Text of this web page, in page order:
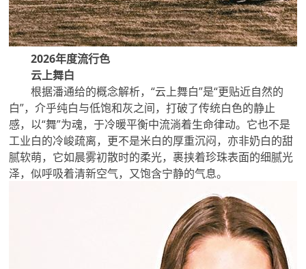
2026年度流行色
云上舞白
根据潘通给的概念解析，“云上舞白”是“更贴近自然的
白”，介乎纯白与低饱和灰之间，打破了传统白色的静止
感，以“舞”为魂，于冷暖平衡中流淌着生命律动。它也不是
工业白的冷峻疏离，更不是米白的厚重沉闷，亦非奶白的甜
腻软萌，它如晨雾初散时的柔光，裹挟着珍珠表面的细腻光
泽，似呼吸着清新空气，又饱含宁静的气息。